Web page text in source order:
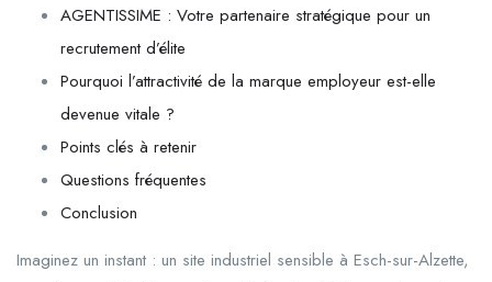
AGENTISSIME : Votre partenaire stratégique pour un
recrutement d’élite
Pourquoi l’attractivité de la marque employeur est-elle
devenue vitale ?
Points clés à retenir
Questions fréquentes
Conclusion
Imaginez un instant : un site industriel sensible à Esch-sur-Alzette,